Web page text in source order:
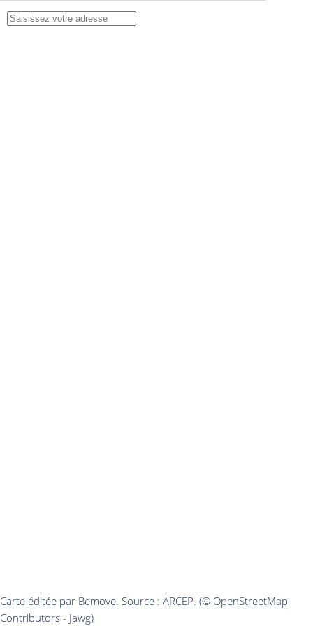
Carte éditée par Bemove. Source : ARCEP. (© OpenStreetMap
Contributors - Jawg)